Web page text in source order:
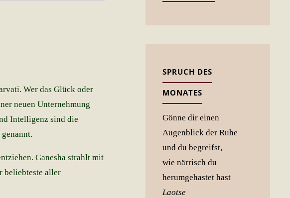
Wer das Glück oder
neuen Unternehmung
Intelligenz sind die
Ganesha strahlt mit
beliebteste aller
SPRUCH DES
MONATES
Gönne dir einen
Augenblick der Ruhe
und du begreifst,
wie närrisch du
herumgehastet hast
Laotse